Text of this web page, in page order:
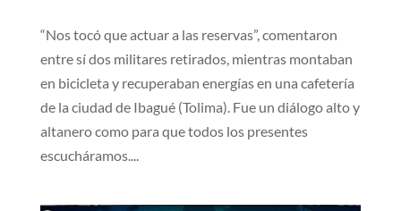
“Nos tocó que actuar a las reservas”, comentaron
entre sí dos militares retirados, mientras montaban
en bicicleta y recuperaban energías en una cafetería
de la ciudad de Ibagué (Tolima). Fue un diálogo alto y
altanero como para que todos los presentes
escucháramos....